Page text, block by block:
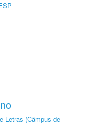
Letras (Câmpus de